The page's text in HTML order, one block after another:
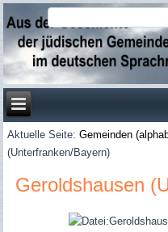
Aktuelle Seite:Gemeinden
(Unterfranken/Bayern)
Geroldshausen